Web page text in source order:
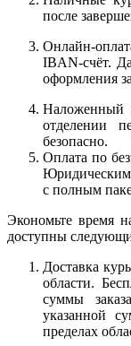
после
Онлайн-
IBAN-счёт.
оформления
Наложенный
отделении
безопасно.
Оплата по
Юридическим
с полным
Экономьте время
доступны
Доставка
области.
суммы
указанной
пределах